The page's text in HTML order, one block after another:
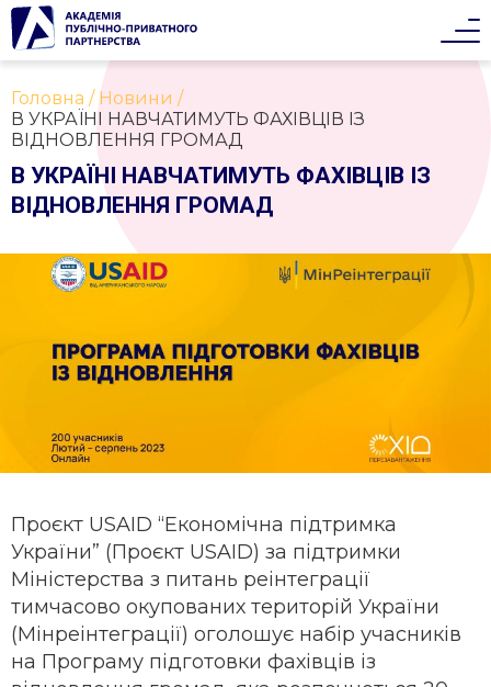
Головна
Новини
В УКРАЇНІ НАВЧАТИМУТЬ ФАХІВЦІВ ІЗ
ВІДНОВЛЕННЯ ГРОМАД
В УКРАЇНІ НАВЧАТИМУТЬ ФАХІВЦІВ ІЗ
ВІДНОВЛЕННЯ ГРОМАД
Проєкт USAID “Економічна підтримка
України” (Проєкт USAID) за підтримки
Міністерства з питань реінтеграції
тимчасово окупованих територій України
(Мінреінтеграції) оголошує набір учасників
на Програму підготовки фахівців із